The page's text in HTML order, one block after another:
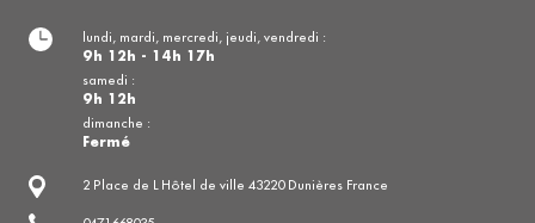
2 Place de L Hôtel de ville 43220 Dunières France
lundi, mardi, mercredi, jeudi, vendredi :
9h 12h - 14h 17h
samedi :
9h 12h
dimanche :
Fermé